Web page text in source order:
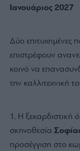
Ιανουάριος 2027
Δύο επιτυχημένες
επιστρέφουν
κοινό να
την καλλιτεχνική
Η ξεκαρδιστική
σκηνοθεσία
προσέγγιση στο